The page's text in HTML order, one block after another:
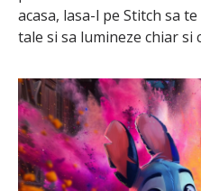
acasa, lasa-l pe Stitch sa
tale si sa lumineze chiar si